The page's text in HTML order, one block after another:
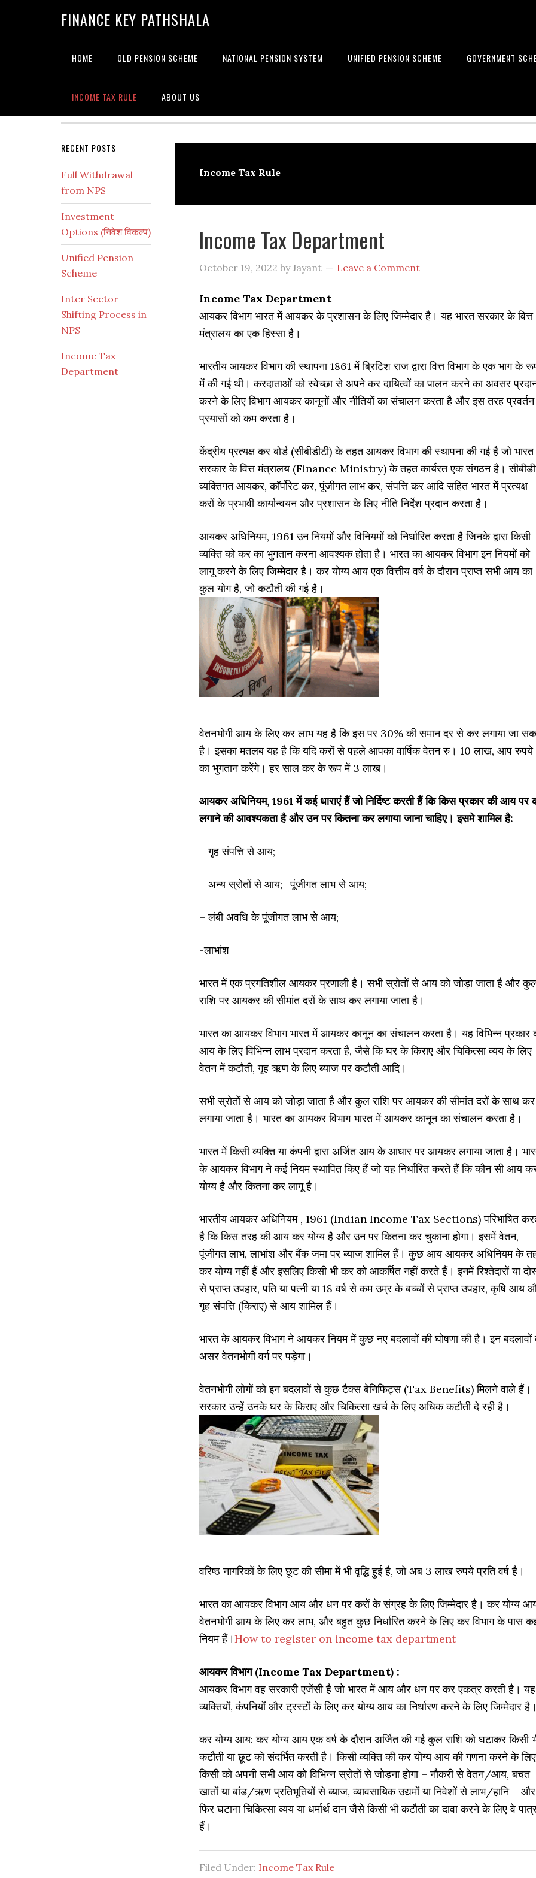
FINANCE KEY PATHSHALA
HOME OLD PENSION SCHEME NATIONAL PENSION SYSTEM UNIFIED PENSION SCHEME GOVERNMENT
INCOME TAX RULE ABOUT US
Income Tax Rule
Income Tax Department
October 19, 2022 byJayant Leave a Comment
Income Tax Department
आयकर विभाग भारत में आयकर के प्रशासन के लिए जिम्मेदार है। यह भारत सरकार के वित्त
मंत्रालय का एक हिस्सा है।
भारतीय आयकर विभाग की स्थापना 1861 में ब्रिटिश राज द्वारा वित्त विभाग के एक भाग के
में की गई थी। करदाताओं को स्वेच्छा से अपने कर दायित्वों का पालन करने का अवसर
करने के लिए विभाग आयकर कानूनों और नीतियों का संचालन करता है और इस तरह प्रवर्तन
प्रयासों को कम करता है।
केंद्रीय प्रत्यक्ष कर बोर्ड (सीबीडीटी) के तहत आयकर विभाग की स्थापना की गई है जो भारत
सरकार के वित्त मंत्रालय (Finance Ministry) के तहत कार्यरत एक संगठन है।
व्यक्तिगत आयकर, कॉर्पोरेट कर, पूंजीगत लाभ कर, संपत्ति कर आदि सहित भारत में प्रत्यक्ष
करों के प्रभावी कार्यान्वयन और प्रशासन के लिए नीति निर्देश प्रदान करता है।
आयकर अधिनियम, 1961 उन नियमों और विनियमों को निर्धारित करता है जिनके द्वारा किसी
व्यक्ति को कर का भुगतान करना आवश्यक होता है। भारत का आयकर विभाग इन नियमों को
लागू करने के लिए जिम्मेदार है। कर योग्य आय एक वित्तीय वर्ष के दौरान प्राप्त सभी आय का
कुल योग है, जो कटौती की गई है।
वेतनभोगी आय के लिए कर लाभ यह है कि इस पर 30% की समान दर से कर लगाया जा
है। इसका मतलब यह है कि यदि करों से पहले आपका वार्षिक वेतन रु। 10 लाख, आप रुपये
का भुगतान करेंगे। हर साल कर के रूप में 3 लाख।
आयकर अधिनियम, 1961 में कई धाराएं हैं जो निर्दिष्ट करती हैं कि किस प्रकार की आय पर
लगाने की आवश्यकता है और उन पर कितना कर लगाया जाना चाहिए। इसमे शामिल है:
– गृह संपत्ति से आय;
– अन्य स्रोतों से आय; -पूंजीगत लाभ से आय;
– लंबी अवधि के पूंजीगत लाभ से आय;
-लाभांश
भारत में एक प्रगतिशील आयकर प्रणाली है। सभी स्रोतों से आय को जोड़ा जाता है और
राशि पर आयकर की सीमांत दरों के साथ कर लगाया जाता है।
भारत का आयकर विभाग भारत में आयकर कानून का संचालन करता है। यह विभिन्न प्रकार
आय के लिए विभिन्न लाभ प्रदान करता है, जैसे कि घर के किराए और चिकित्सा व्यय के लिए
वेतन में कटौती, गृह ऋण के लिए ब्याज पर कटौती आदि।
सभी स्रोतों से आय को जोड़ा जाता है और कुल राशि पर आयकर की सीमांत दरों के साथ कर
लगाया जाता है। भारत का आयकर विभाग भारत में आयकर कानून का संचालन करता है।
भारत में किसी व्यक्ति या कंपनी द्वारा अर्जित आय के आधार पर आयकर लगाया जाता है।
के आयकर विभाग ने कई नियम स्थापित किए हैं जो यह निर्धारित करते हैं कि कौन सी आय
योग्य है और कितना कर लागू है।
भारतीय आयकर अधिनियम , 1961 (Indian Income Tax Sections) परिभाषित
है कि किस तरह की आय कर योग्य है और उन पर कितना कर चुकाना होगा। इसमें वेतन,
पूंजीगत लाभ, लाभांश और बैंक जमा पर ब्याज शामिल हैं। कुछ आय आयकर अधिनियम के
कर योग्य नहीं हैं और इसलिए किसी भी कर को आकर्षित नहीं करते हैं। इनमें रिश्तेदारों या
से प्राप्त उपहार, पति या पत्नी या 18 वर्ष से कम उम्र के बच्चों से प्राप्त उपहार, कृषि आय
गृह संपत्ति (किराए) से आय शामिल हैं।
भारत के आयकर विभाग ने आयकर नियम में कुछ नए बदलावों की घोषणा की है। इन बदलावों
असर वेतनभोगी वर्ग पर पड़ेगा।
वेतनभोगी लोगों को इन बदलावों से कुछ टैक्स बेनिफिट्स (Tax Benefits) मिलने वाले हैं।
सरकार उन्हें उनके घर के किराए और चिकित्सा खर्च के लिए अधिक कटौती दे रही है।
वरिष्ठ नागरिकों के लिए छूट की सीमा में भी वृद्धि हुई है, जो अब 3 लाख रुपये प्रति वर्ष है।
भारत का आयकर विभाग आय और धन पर करों के संग्रह के लिए जिम्मेदार है। कर योग्य
वेतनभोगी आय के लिए कर लाभ, और बहुत कुछ निर्धारित करने के लिए कर विभाग के पास
नियम हैं।How to register on income tax department
आयकर विभाग (Income Tax Department) :
आयकर विभाग वह सरकारी एजेंसी है जो भारत में आय और धन पर कर एकत्र करती है। यह
व्यक्तियों, कंपनियों और ट्रस्टों के लिए कर योग्य आय का निर्धारण करने के लिए जिम्मेदार
कर योग्य आय: कर योग्य आय एक वर्ष के दौरान अर्जित की गई कुल राशि को घटाकर किसी
कटौती या छूट को संदर्भित करती है। किसी व्यक्ति की कर योग्य आय की गणना करने के
किसी को अपनी सभी आय को विभिन्न स्रोतों से जोड़ना होगा – नौकरी से वेतन/आय, बचत
खातों या बांड/ऋण प्रतिभूतियों से ब्याज, व्यावसायिक उद्यमों या निवेशों से लाभ/हानि – और
फिर घटाना चिकित्सा व्यय या धर्मार्थ दान जैसे किसी भी कटौती का दावा करने के लिए वे
हैं।
Filed Under: Income Tax Rule
Secondary
Sidebar
RECENT POSTS
Full Withdrawal
from NPS
Investment
Options (निवेश विकल्प)
Unified Pension
Scheme
Inter Sector
Shifting Process in
NPS
Income Tax
Department